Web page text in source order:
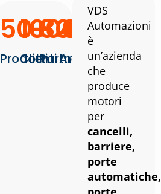
50+
Prodotti
10000
Clienti
80
Partner
41
Anni
VDS
Automazioni
è
un’azienda
che
produce
motori
per
cancelli,
barriere,
porte
automatiche,